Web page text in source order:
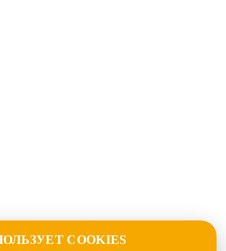
COOKIES